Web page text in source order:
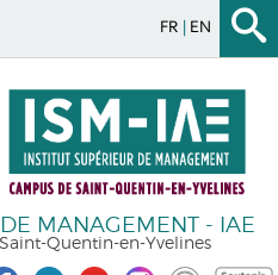
FR EN
MANAGEMENT - IAE
Quentin-en-Yvelines